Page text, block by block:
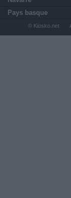
Pays basque
© Kiosko.net